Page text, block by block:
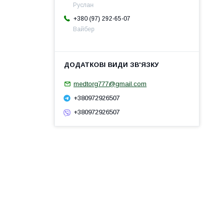
Руслан
+380 (97) 292-65-07
Вайбер
medtorg777@gmail.com
+380972926507
+380972926507